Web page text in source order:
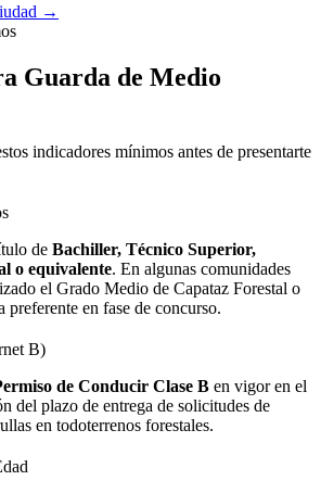
→
Guarda de Medio
indicadores mínimos antes de presentarte
de Bachiller, Técnico Superior,
o equivalente. En algunas comunidades
el Grado Medio de Capataz Forestal o
en fase de concurso.
B)
de Conducir Clase B en vigor en el
del plazo de entrega de solicitudes de
en todoterrenos forestales.